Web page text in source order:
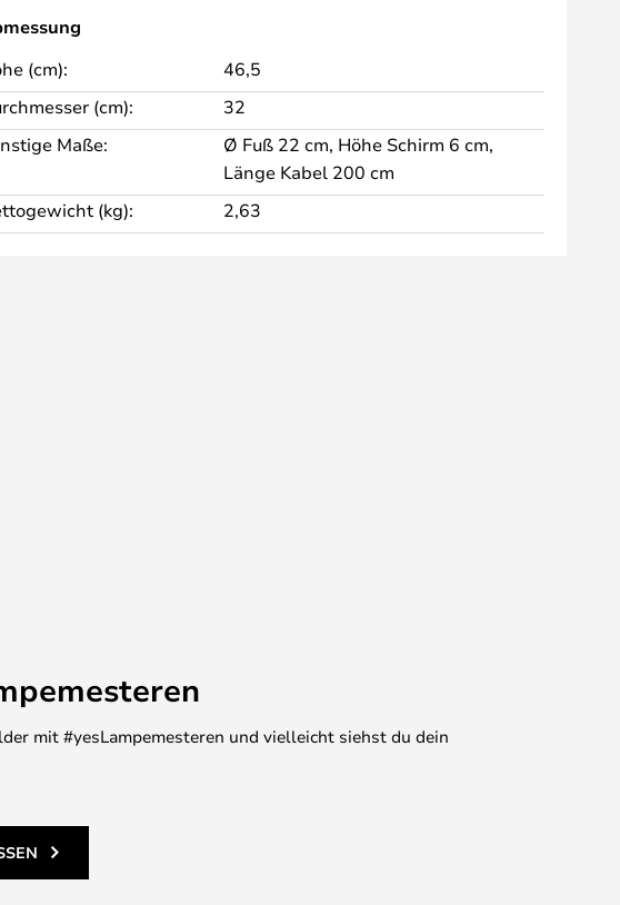
(cm):
46,5
(cm):
32
Maße:
Ø Fuß 22 cm, Höhe Schirm 6 cm,
Länge Kabel 200 cm
(kg):
2,63
mit #yesLampemesteren und vielleicht siehst du dein